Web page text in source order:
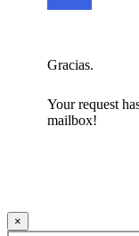
Gracias.
Your request
mailbox!
×